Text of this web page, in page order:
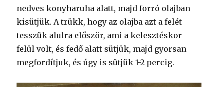
nedves konyharuha alatt, majd forró olajban
kisütjük. A trükk, hogy az olajba azt a felét
tesszük alulra először, ami a kelesztéskor
felül volt, és fedő alatt sütjük, majd gyorsan
megfordítjuk, és úgy is sütjük 1-2 percig.